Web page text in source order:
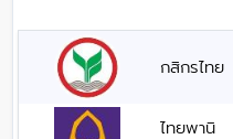
กสิกรไทย
ไทยพานิ